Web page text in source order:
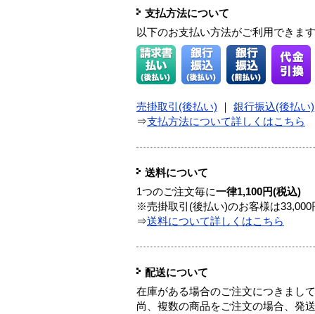
支払方法について
以下のお支払い方法がご利用できます
売掛取引(後払い) 銀行振込(後払い)
⇒支払方法について詳しくはこちら
送料について
1つのご注文毎に一律1,100円(税込)
※売掛取引(後払い)のお客様は33,000
⇒送料について詳しくはこちら
配送について
在庫がある場合のご注文につきまし
尚、複数の商品をご注文の場合、発